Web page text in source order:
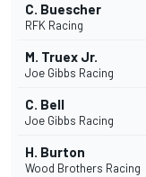
C. Buescher
RFK Racing
M. Truex Jr.
Joe Gibbs Racing
C. Bell
Joe Gibbs Racing
H. Burton
Wood Brothers Racing